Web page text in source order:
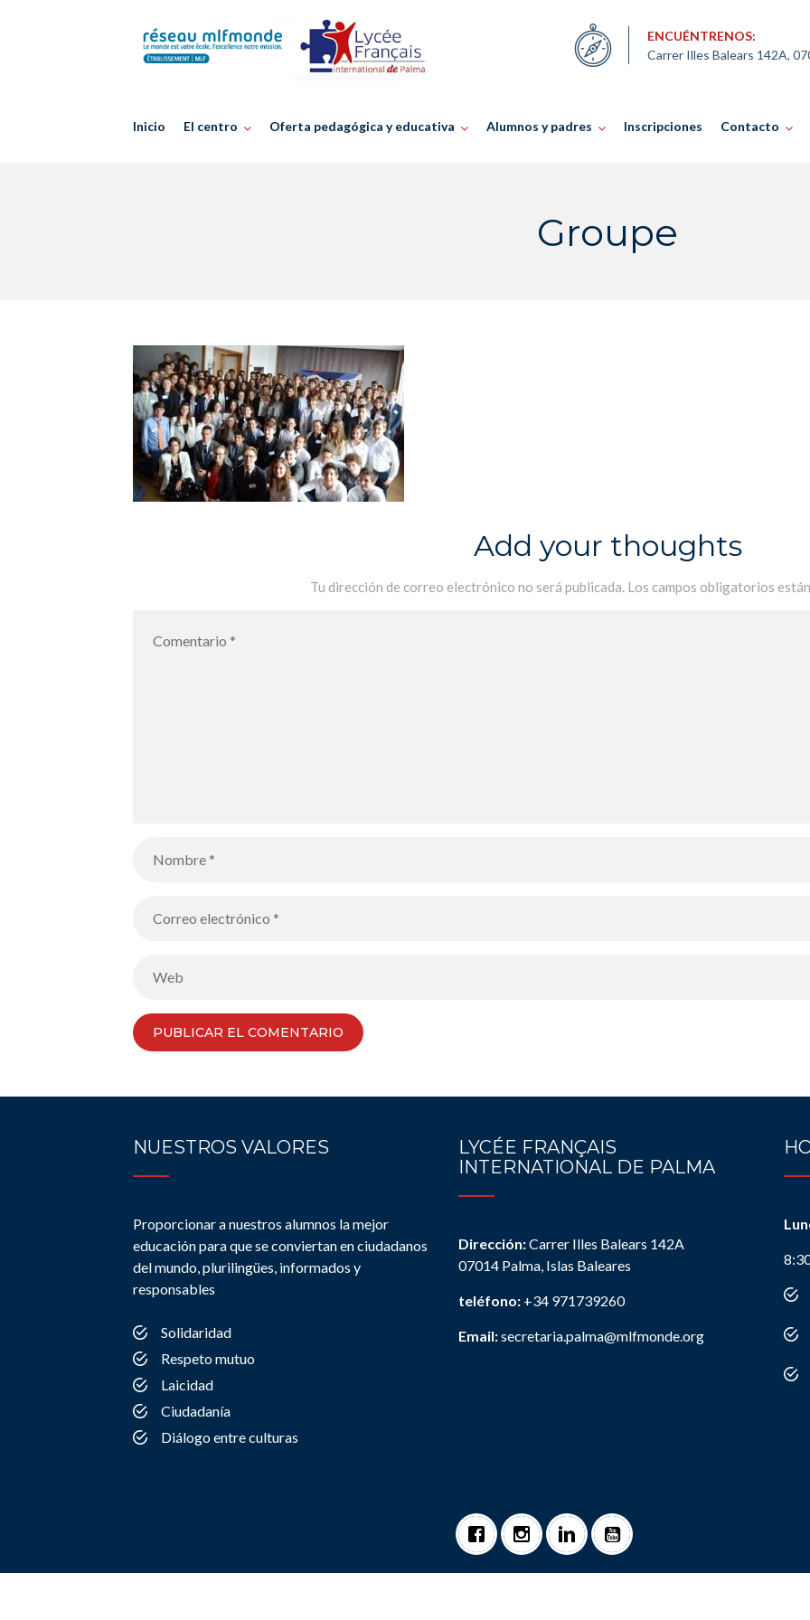
ENCUÉNTRENOS:
Carrer Illes Balears 142A,
Inicio El centro Oferta pedagógica y educativa Alumnos y padres Inscripciones Contacto
Groupe
Add your thoughts
Tu dirección de correo electrónico no será publicada. Los campos obligatorios
NUESTROS VALORES
Proporcionar a nuestros alumnos la mejor
educación para que se conviertan en ciudadanos
del mundo, plurilingües, informados y
responsables
Solidaridad
Respeto mutuo
Laicidad
Ciudadanía
Diálogo entre culturas
LYCÉE FRANÇAIS
INTERNATIONAL DE PALMA
Dirección:Carrer Illes Balears 142A
07014 Palma, Islas Baleares
teléfono: +34 971739260
Email:secretaria.palma@mlfmonde.org